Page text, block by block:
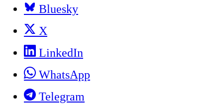
Bluesky
X
LinkedIn
WhatsApp
Telegram